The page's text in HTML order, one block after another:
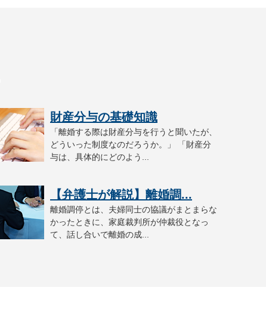
財産分与の基礎知識
「離婚する際は財産分与を行うと聞いたが、
どういった制度なのだろうか。」 「財産分
与は、具体的にどのよう...
【弁護士が解説】離婚調...
離婚調停とは、夫婦同士の協議がまとまらな
かったときに、家庭裁判所が仲裁役となっ
て、話し合いで離婚の成...